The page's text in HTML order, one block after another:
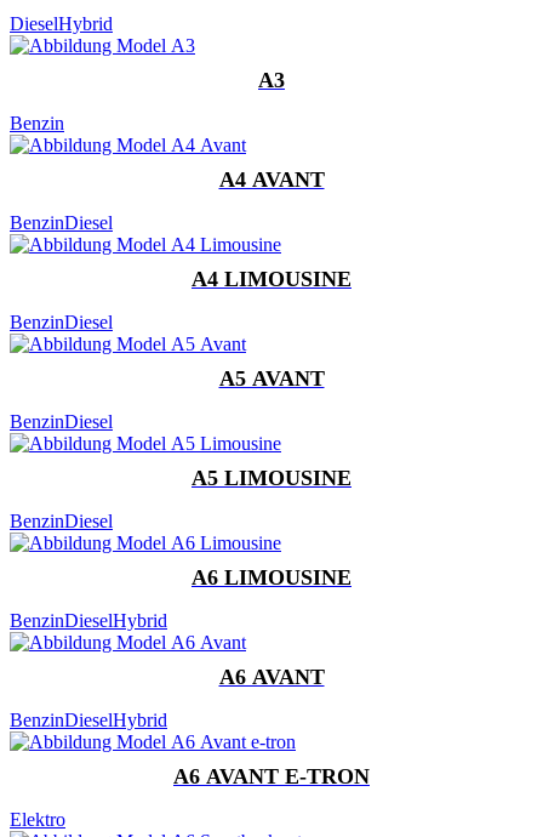
DieselHybrid
A3
Benzin
A4 AVANT
BenzinDiesel
A4 LIMOUSINE
BenzinDiesel
A5 AVANT
BenzinDiesel
A5 LIMOUSINE
BenzinDiesel
A6 LIMOUSINE
BenzinDieselHybrid
A6 AVANT
BenzinDieselHybrid
A6 AVANT E-TRON
Elektro